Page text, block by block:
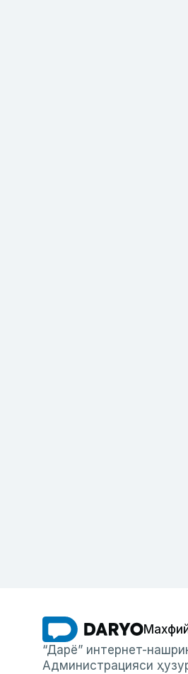
“Дарё” интернет-
Администрацияси